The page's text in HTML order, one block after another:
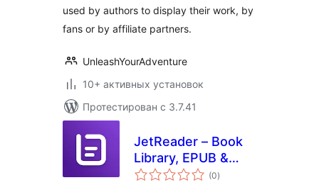
used by authors to display their work, by
fans or by affiliate partners.
UnleashYourAdventure
10+ активных установок
Протестирован с 3.7.41
JetReader – Book
Library, EPUB &
PDF Reader (Lite)
(0общий
рейтинг
)